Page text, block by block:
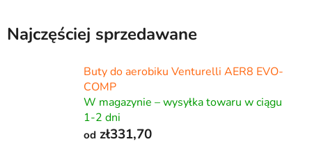
Najczęściej sprzedawane
Buty do aerobiku Venturelli AER8 EVO-
COMP
W magazynie – wysyłka towaru w ciągu
1-2 dni
od zł331,70